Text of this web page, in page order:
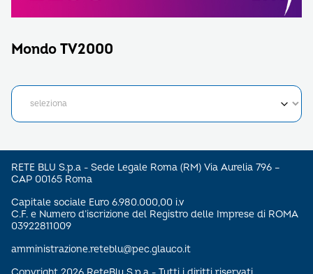
Mondo TV2000
RETE BLU S.p.a - Sede Legale Roma (RM) Via Aurelia 796 –
CAP 00165 Roma
Capitale sociale Euro 6.980.000,00 i.v
C.F. e Numero d’iscrizione del Registro delle Imprese di ROMA
03922811009
amministrazione.reteblu@pec.glauco.it